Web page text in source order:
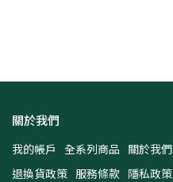
關於我們
我的帳戶 全系列商品 關於我們
退換貨政策 服務條款 隱私政策